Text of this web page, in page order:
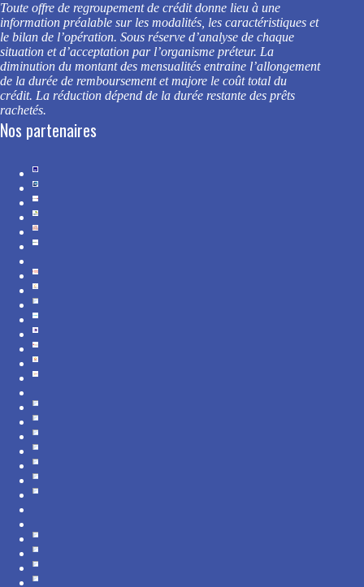
Toute offre de regroupement de crédit donne lieu à une
information préalable sur les modalités, les caractéristiques et
le bilan de l’opération. Sous réserve d’analyse de chaque
situation et d’acceptation par l’organisme préteur. La
diminution du montant des mensualités entraine l’allongement
de la durée de remboursement et majore le coût total du
crédit. La réduction dépend de la durée restante des prêts
rachetés.
Nos partenaires